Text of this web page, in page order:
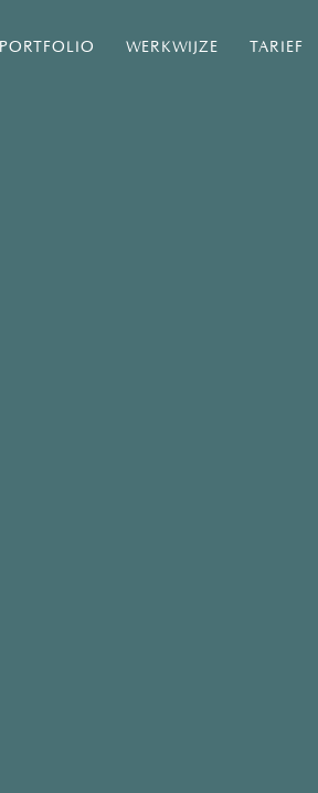
PORTFOLIO WERKWIJZE TARIEF